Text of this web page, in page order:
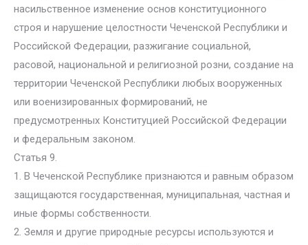
насильственное изменение основ конституционного
строя и нарушение целостности Чеченской Республики и
Российской Федерации, разжигание социальной,
расовой, национальной и религиозной розни, создание на
территории Чеченской Республики любых вооруженных
или военизированных формирований, не
предусмотренных Конституцией Российской Федерации
и федеральным законом.
Статья 9.
1. В Чеченской Республике признаются и равным образом
защищаются государственная, муниципальная, частная и
иные формы собственности.
2. Земля и другие природные ресурсы используются и